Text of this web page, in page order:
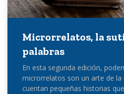
Microrrelatos, la
palabras
En esta segunda edición,
microrrelatos son un arte de la
cuentan pequeñas historias